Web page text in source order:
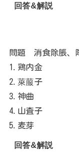
回答&解説
問題 消食除脹、
1.鶏内金
2.萊菔子
3.神曲
4.山査子
5.麦芽
回答&解説